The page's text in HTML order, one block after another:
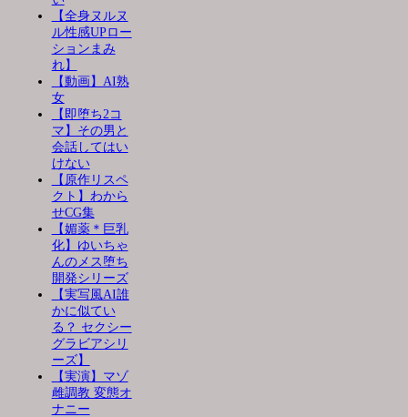
【全身ヌルヌ
ル性感UPロー
ションまみ
れ】
【動画】AI熟
女
【即堕ち2コ
マ】その男と
会話してはい
けない
【原作リスペ
クト】わから
せCG集
【媚薬＊巨乳
化】ゆいちゃ
んのメス堕ち
開発シリーズ
【実写風AI誰
かに似てい
る？ セクシー
グラビアシリ
ーズ】
【実演】マゾ
雌調教 変態オ
ナニー